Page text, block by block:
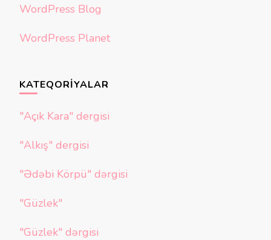
WordPress Blog
WordPress Planet
KATEQORIYALAR
"Açık Kara" dergisi
"Alkış" dergisi
"Ədəbi Körpü" dərgisi
"Güzlek"
"Güzlek" dərgisi